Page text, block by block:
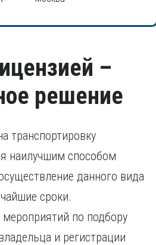
–
решение
транспортировку
наилучшим способом
данного вида
сроки.
по подбору
и регистрации